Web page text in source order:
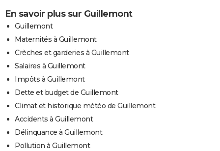
En savoir plus sur Guillemont
Guillemont
Maternités à Guillemont
Crèches et garderies à Guillemont
Salaires à Guillemont
Impôts à Guillemont
Dette et budget de Guillemont
Climat et historique météo de Guillemont
Accidents à Guillemont
Délinquance à Guillemont
Pollution à Guillemont